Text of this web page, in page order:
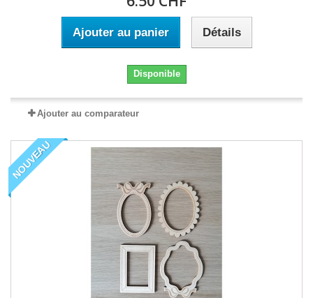
Ajouter au panier Détails
Disponible
Ajouter au comparateur
NOUVEAU